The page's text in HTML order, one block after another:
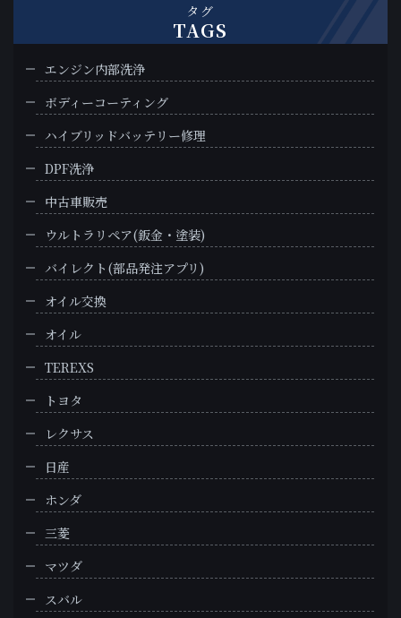
タグ
TAGS
エンジン内部洗浄
ボディーコーティング
ハイブリッドバッテリー修理
DPF洗浄
中古車販売
ウルトラリペア(鈑金・塗装)
バイレクト(部品発注アプリ)
オイル交換
オイル
TEREXS
トヨタ
レクサス
日産
ホンダ
三菱
マツダ
スバル